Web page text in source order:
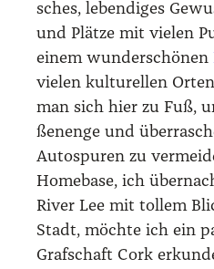
sches, leben­di­ges
und Plät­ze mit vie­len
einem wun­der­schö­nen
vie­len kul­tu­rel­len
man sich hier zu Fuß,
ßen­en­ge und
Auto­spu­ren zu
Home­ba­se, ich
River Lee mit tol­lem
Stadt, möch­te ich ein
Graf­schaft Cork